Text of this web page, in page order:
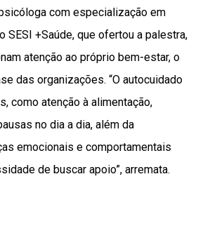
com especialização em
SESI +Saúde, que ofertou a palestra,
atenção ao próprio bem-estar, o
das organizações. “O autocuidado
como atenção à alimentação,
no dia a dia, além da
emocionais e comportamentais
de buscar apoio”, arremata.